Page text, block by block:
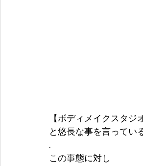
【ボディメイクスタジ
と悠長な事を言ってい
.
この事態に対し